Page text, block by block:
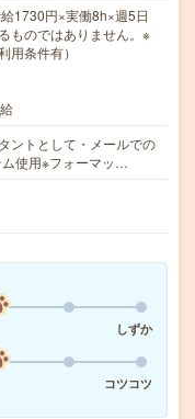
1730円×実働8h×週5日
ものではありません。※
用条件有）
ントとして・メールでの
使用※フォーマッ…
しずか
コツコツ